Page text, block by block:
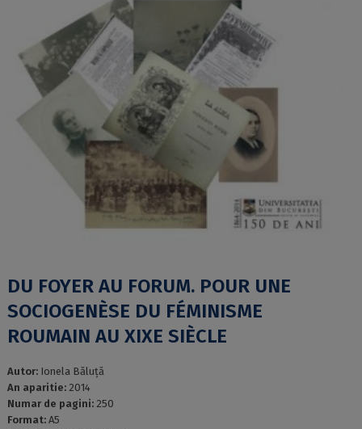
DU FOYER AU FORUM. POUR UNE
SOCIOGENÈSE DU FÉMINISME
ROUMAIN AU XIXE SIÈCLE
Autor: Ionela Băluţă
An aparitie: 2014
Numar de pagini: 250
Format: A5